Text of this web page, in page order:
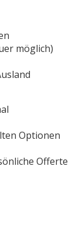
möglich)
Optionen
Offerte